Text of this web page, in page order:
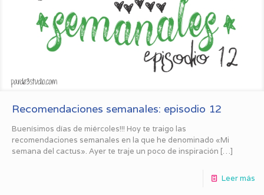
Recomendaciones semanales: episodio 12
Buenísimos días de miércoles!!! Hoy te traigo las
recomendaciones semanales en la que he denominado «Mi
semana del cactus». Ayer te traje un poco de inspiración […]
Leer más